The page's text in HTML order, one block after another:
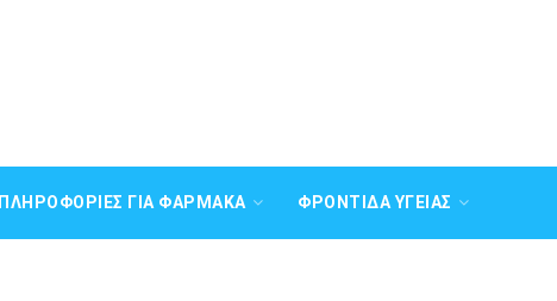
ΠΛΗΡΟΦΟΡΊΕΣ ΓΙΑ ΦΆΡΜΑΚΑ ΦΡΟΝΤΊΔΑ ΥΓΕΊΑΣ